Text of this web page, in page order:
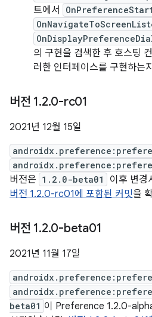
트에서
의 구현을 검색한 후 호스팅
러한 인터페이스를 구현하는
버전 1.2.0-rc01
2021년 12월 15일
버전은 1.2.0-beta01
이후 변경
버전 1.2.0-rc01에 포함된 커밋을
버전 1.2.0-beta01
2021년 11월 17일
beta01 이 Preference 1.2.0-